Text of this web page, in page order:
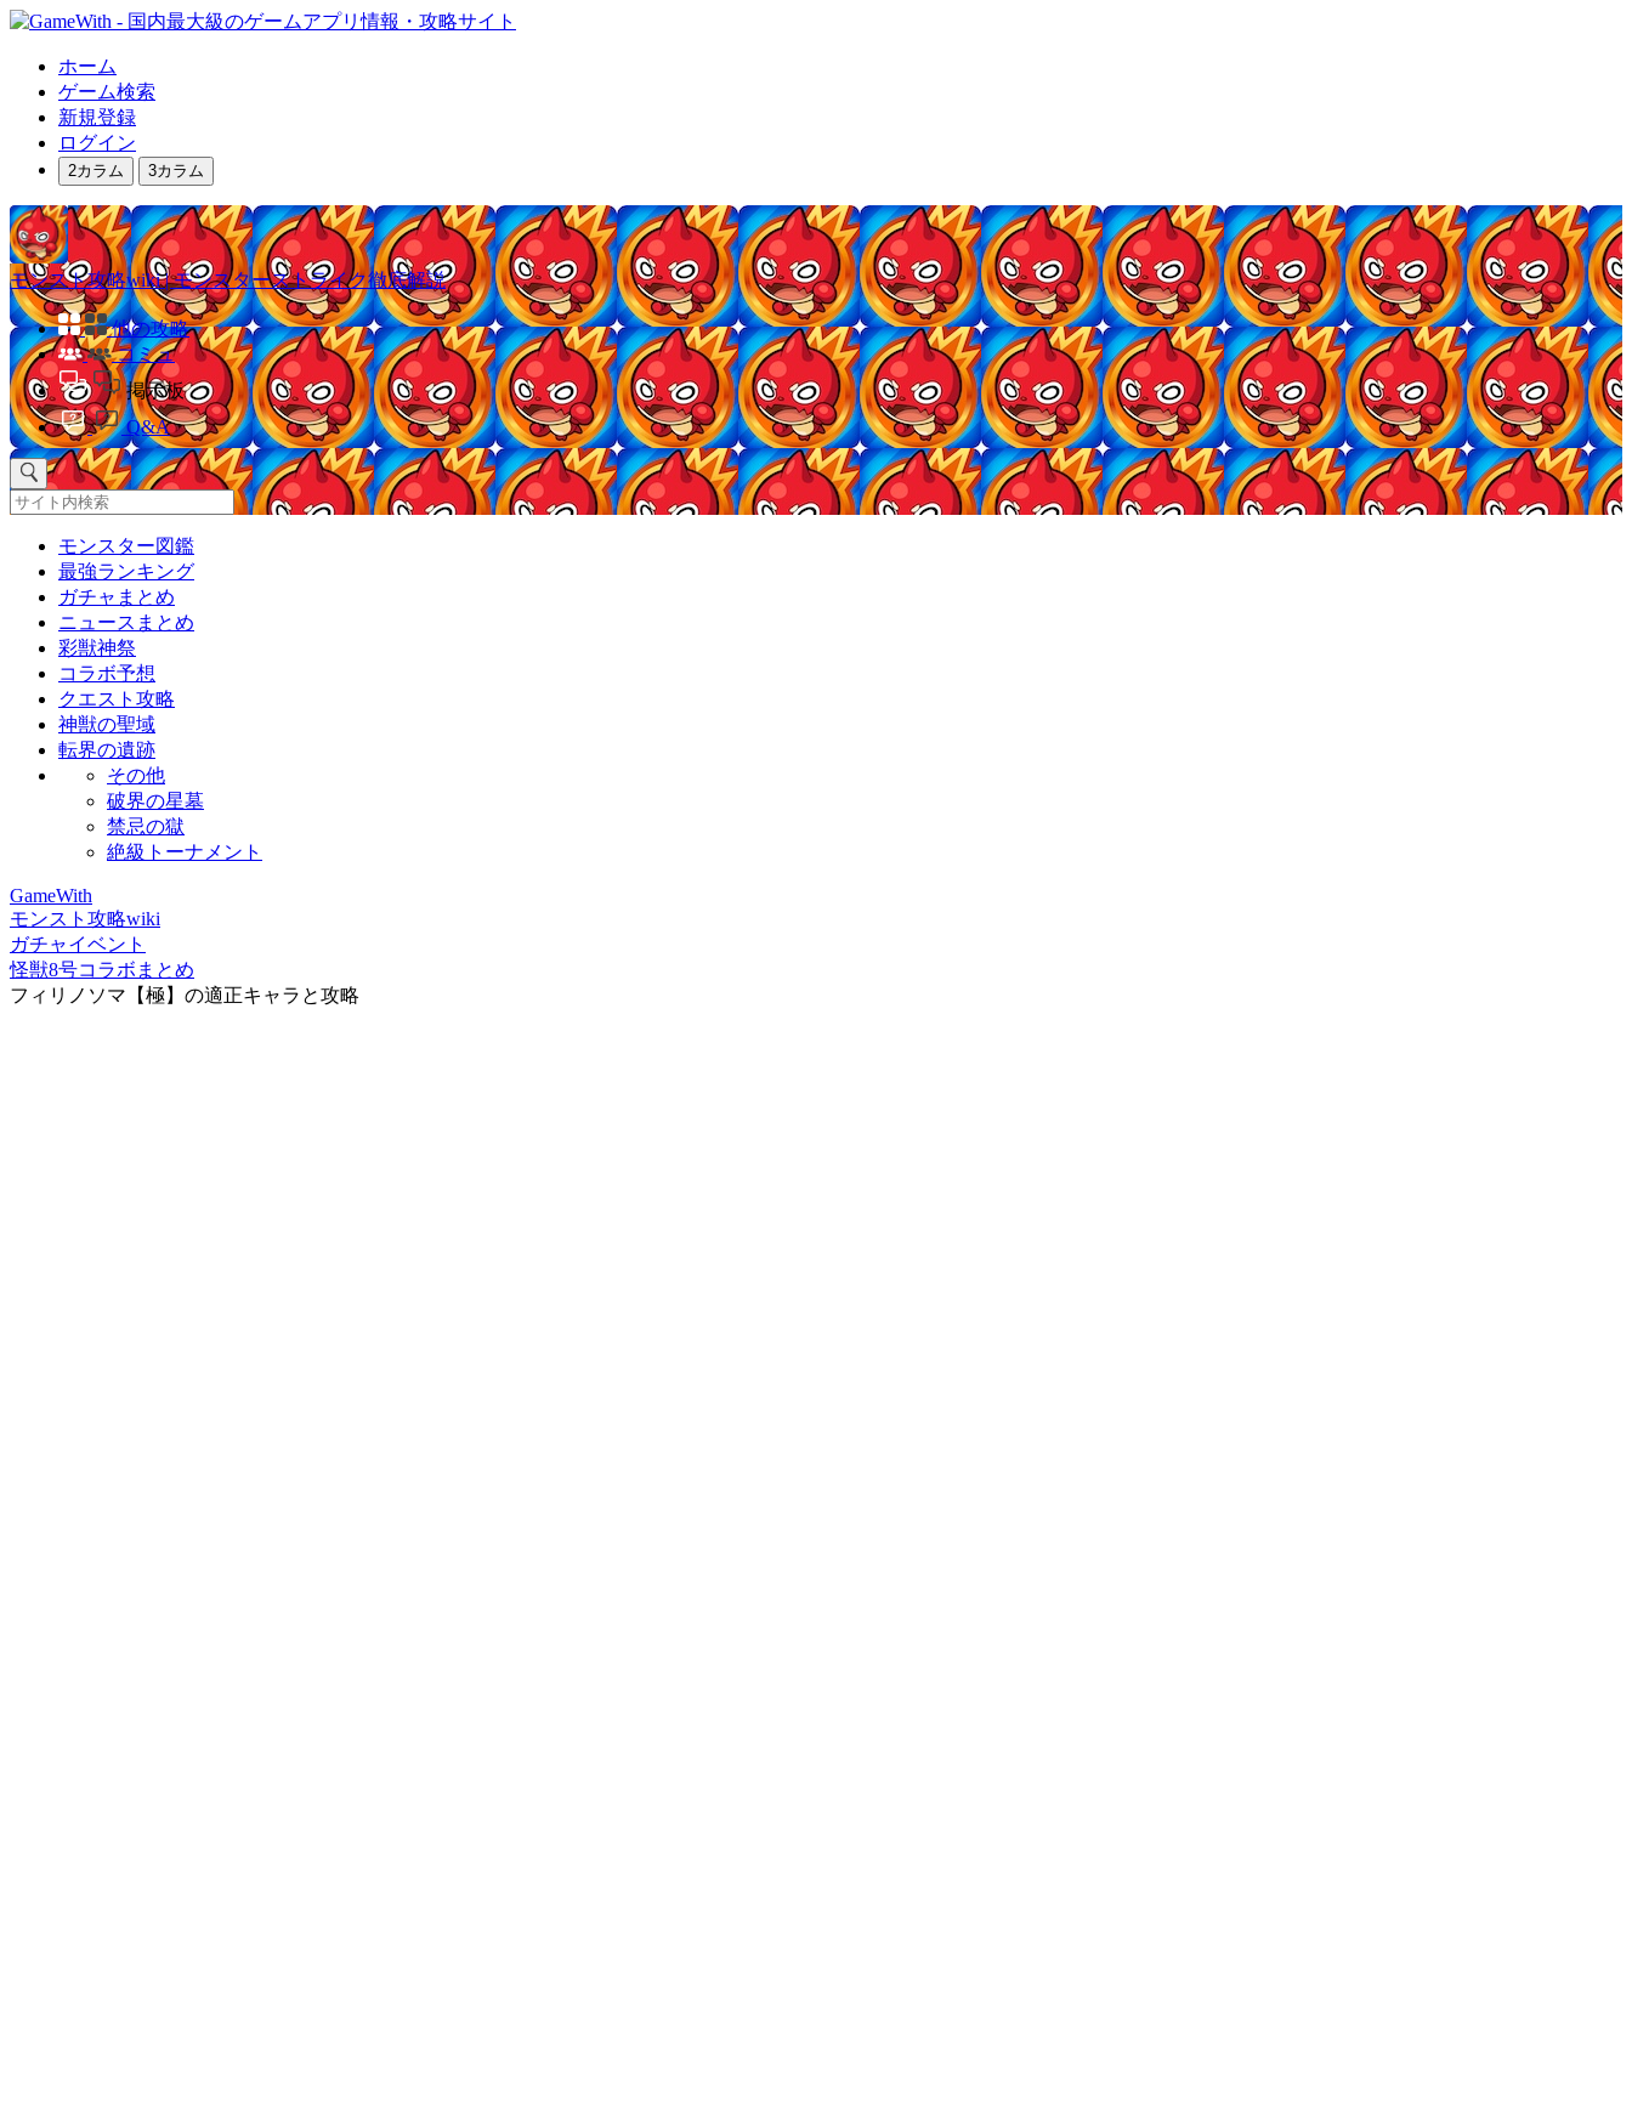
ホーム
ゲーム検索
新規登録
ログイン
2カラム 3カラム
モンスト攻略wiki | モンスターストライク徹底解説
他の攻略
コミュ
掲示板
Q&A
モンスター図鑑
最強ランキング
ガチャまとめ
ニュースまとめ
彩獣神祭
コラボ予想
クエスト攻略
神獣の聖域
転界の遺跡
その他
破界の星墓
禁忌の獄
絶級トーナメント
GameWith
モンスト攻略wiki
ガチャイベント
怪獣8号コラボまとめ
フィリノソマ【極】の適正キャラと攻略